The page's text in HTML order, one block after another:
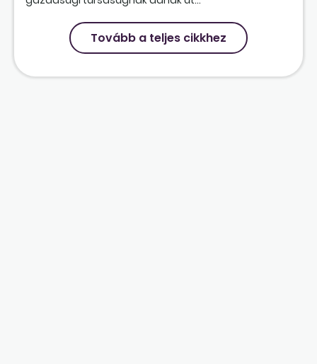
Tovább a teljes cikkhez